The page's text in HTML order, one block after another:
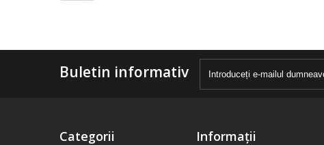
Buletin informativ
Categorii Informații